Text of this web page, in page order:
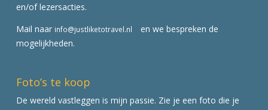
en/of lezersacties.
Mail naar info@justliketotravel.nl
en we bespreken de
mogelijkheden.
Foto’s te koop
De wereld vastleggen is mijn passie. Zie je een foto die je